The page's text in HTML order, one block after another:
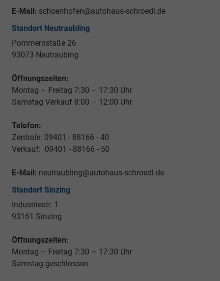
E-Mail: schoenhofen@autohaus-schroedl.de
Standort Neutraubling
Pommernstaße 26
93073 Neutraubing
Öffnungszeiten:
Montag – Freitag 7:30 – 17:30 Uhr
Samstag Verkauf 8:00 – 12:00 Uhr
Telefon:
Zentrale: 09401 - 88166 - 40
Verkauf: 09401 - 88166 - 50
E-Mail: neutraubling@autohaus-schroedl.de
Standort Sinzing
Industriestr. 1
93161 Sinzing
Öffnungszeiten:
Montag – Freitag 7:30 – 17:30 Uhr
Samstag geschlossen